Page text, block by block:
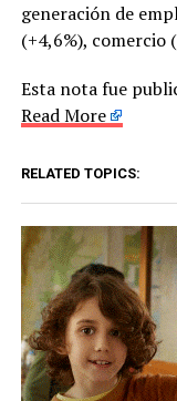
generación de
(+4,6%), comercio
Esta nota fue
Read More
RELATED TOPICS: